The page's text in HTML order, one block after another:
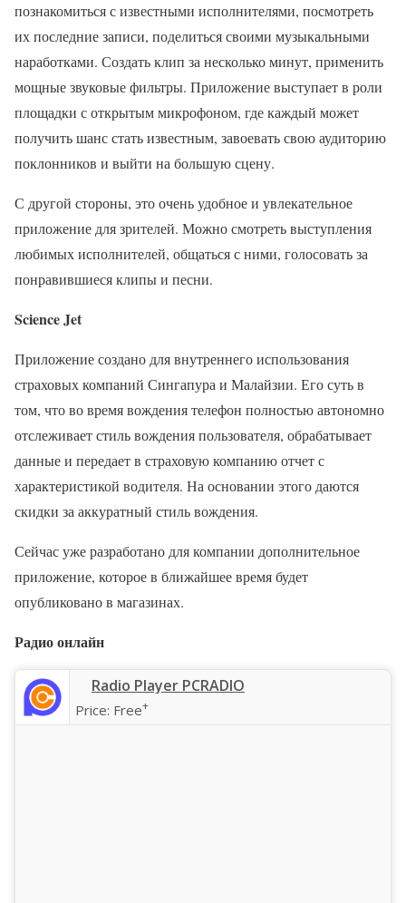
познакомиться с известными исполнителями, посмотреть
их последние записи, поделиться своими музыкальными
наработками. Создать клип за несколько минут, применить
мощные звуковые фильтры. Приложение выступает в роли
площадки с открытым микрофоном, где каждый может
получить шанс стать известным, завоевать свою аудиторию
поклонников и выйти на большую сцену.
С другой стороны, это очень удобное и увлекательное
приложение для зрителей. Можно смотреть выступления
любимых исполнителей, общаться с ними, голосовать за
понравившиеся клипы и песни.
Science Jet
Приложение создано для внутреннего использования
страховых компаний Сингапура и Малайзии. Его суть в
том, что во время вождения телефон полностью автономно
отслеживает стиль вождения пользователя, обрабатывает
данные и передает в страховую компанию отчет с
характеристикой водителя. На основании этого даются
скидки за аккуратный стиль вождения.
Сейчас уже разработано для компании дополнительное
приложение, которое в ближайшее время будет
опубликовано в магазинах.
Радио онлайн
‎Radio Player PCRADIO
Price: Free+